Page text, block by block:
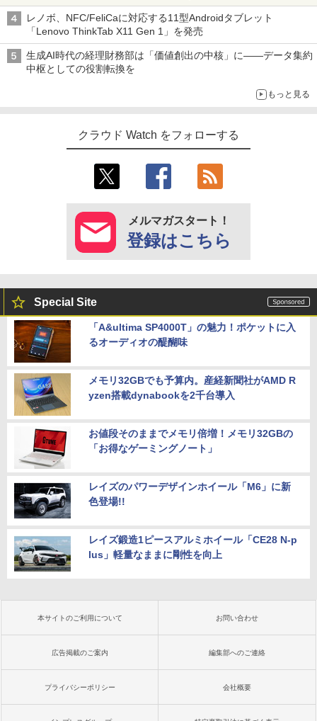
レノボ、NFC/FeliCaに対応する11型Androidタブレット
「Lenovo ThinkTab X11 Gen 1」を発売
生成AI時代の経理財務部は「価値創出の中核」に――データ集約
中枢としての役割転換を
もっと見る
クラウド Watch をフォローする
メルマガスタート！
登録はこちら
Special Site
「A&ultima SP4000T」の魅力！ポケットに入
るオーディオの醍醐味
メモリ32GBでも予算内。産経新聞社がAMD R
yzen搭載dynabookを2千台導入
お値段そのままでメモリ倍増！メモリ32GBの
「お得なゲーミングノート」
レイズのパワーデザインホイール「M6」に新
色登場!!
レイズ鍛造1ピースアルミホイール「CE28 N-p
lus」軽量なままに剛性を向上
本サイトのご利用について お問い合わせ
広告掲載のご案内 編集部へのご連絡
プライバシーポリシー 会社概要